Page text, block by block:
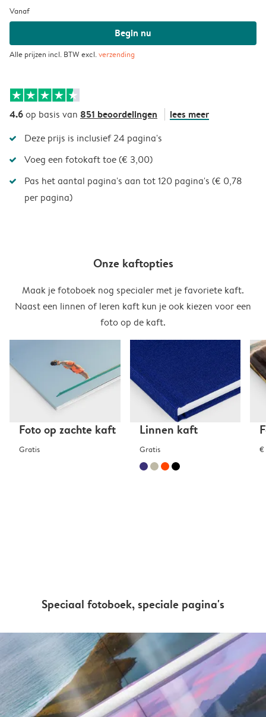
Vanaf
Begin nu
Alle prijzen incl. BTW excl.verzending
4.6op basis van 851 beoordelingen lees meer
Deze prijs is inclusief 24 pagina's
Voeg een fotokaft toe (€ 3,00)
Pas het aantal pagina's aan tot 120 pagina's (€ 0,78
per pagina)
Onze kaftopties
Maak je fotoboek nog specialer met je favoriete kaft.
Naast een linnen of leren kaft kun je ook kiezen voor een
foto op de kaft.
Foto op zachte kaft
Gratis
Linnen kaft
Gratis €
Speciaal fotoboek, speciale pagina's